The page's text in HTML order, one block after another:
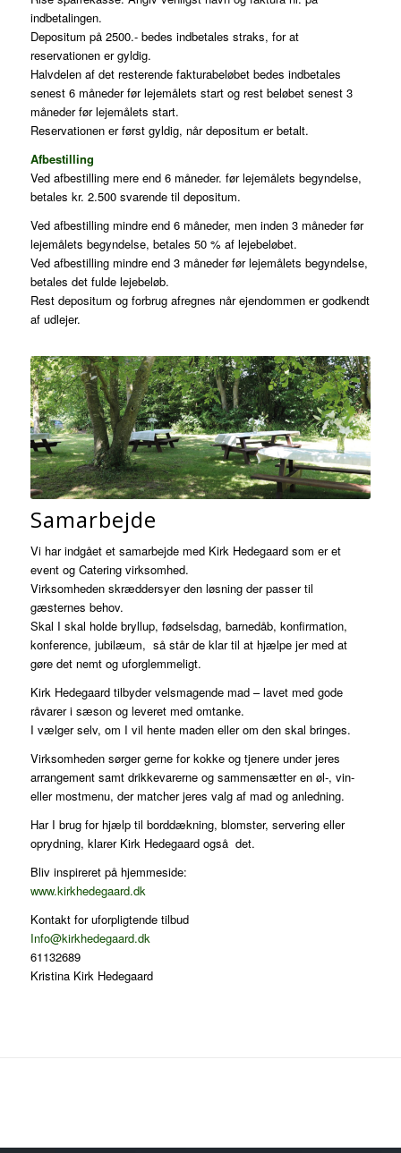
indbetalingen.
Depositum på 2500.- bedes indbetales straks, for at
reservationen er gyldig.
Halvdelen af det resterende fakturabeløbet bedes indbetales
senest 6 måneder før lejemålets start og rest beløbet senest 3
måneder før lejemålets start.
Reservationen er først gyldig, når depositum er betalt.
Afbestilling
Ved afbestilling mere end 6 måneder. før lejemålets begyndelse,
betales kr. 2.500 svarende til depositum.
Ved afbestilling mindre end 6 måneder, men inden 3 måneder før
lejemålets begyndelse, betales 50 % af lejebeløbet.
Ved afbestilling mindre end 3 måneder før lejemålets begyndelse,
betales det fulde lejebeløb.
Rest depositum og forbrug afregnes når ejendommen er godkendt
af udlejer.
Samarbejde
Vi har indgået et samarbejde med Kirk Hedegaard som er et
event og Catering virksomhed.
Virksomheden skræddersyer den løsning der passer til
gæsternes behov.
Skal I skal holde bryllup, fødselsdag, barnedåb, konfirmation,
konference, jubilæum, så står de klar til at hjælpe jer med at
gøre det nemt og uforglemmeligt.
Kirk Hedegaard tilbyder velsmagende mad – lavet med gode
råvarer i sæson og leveret med omtanke.
I vælger selv, om I vil hente maden eller om den skal bringes.
Virksomheden sørger gerne for kokke og tjenere under jeres
arrangement samt drikkevarerne og sammensætter en øl-, vin-
eller mostmenu, der matcher jeres valg af mad og anledning.
Har I brug for hjælp til borddækning, blomster, servering eller
oprydning, klarer Kirk Hedegaard også det.
Bliv inspireret på hjemmeside:
www.kirkhedegaard.dk
Kontakt for uforpligtende tilbud
Info@kirkhedegaard.dk
61132689
Kristina Kirk Hedegaard